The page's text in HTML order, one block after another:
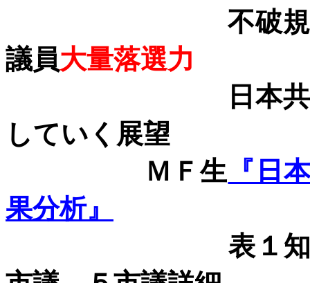
不破規約・
議員大量落選力
日本共産
していく展望
ＭＦ生 『日
果分析』
表１知事、２